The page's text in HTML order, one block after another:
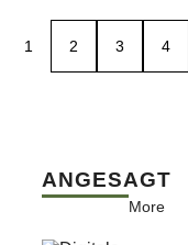
1 2 3 4
ANGESAGT
More